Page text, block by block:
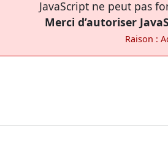
JavaScript ne peut pas
Merci d’autoriser
Raison :